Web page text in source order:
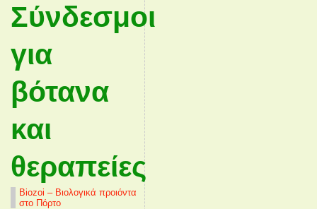
Σύνδεσμοι
για
βότανα
και
θεραπείες
Biozoi – Βιολογικά προιόντα
στο Πόρτο